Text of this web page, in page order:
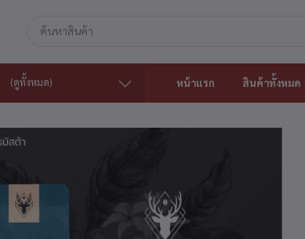
(ดูทั้งหมด) หน้าแรก สินค้าทั้งหมด